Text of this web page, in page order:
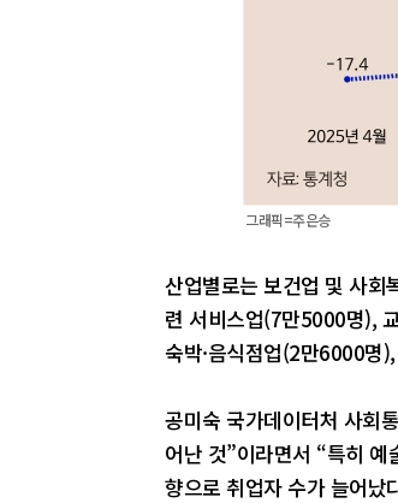
그래픽=주은승
산업별로는 보건업 및 사회
련 서비스업(7만5000명),
숙박·음식점업(2만6000명
공미숙 국가데이터처 사회
어난 것”이라면서 “특히
향으로 취업자 수가 늘어났